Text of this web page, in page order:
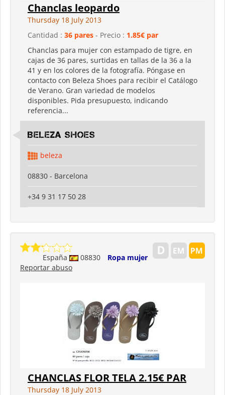
Chanclas leopardo
Thursday 18 July 2013
Cantidad : 36 pares - Precio : 1.85€ par
Chanclas para mujer con estampado de tigre, en
cajas de 36 pares, surtidas en tallas de la 36 a la
41 y en los colores de la fotografía. Póngase en
contacto con Beleza Shoes para recibir el Catálogo
de Verano. Gran variedad de modelos
disponibles. Pida presupuesto, indicando
referencia...
Beleza shoes
beleza
08830 - Barcelona
+34 9 31 17 50 28
España 08830
Ropa mujer
Reportar abuso
CHANCLAS FLOR TELA 2.15€ PAR
Thursday 18 July 2013